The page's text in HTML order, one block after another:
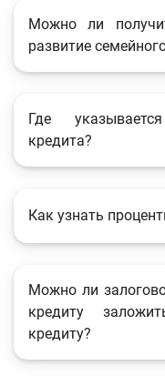
Можно ли
развитие
Где
кредита?
Как узнать
Можно ли
кредиту
кредиту?